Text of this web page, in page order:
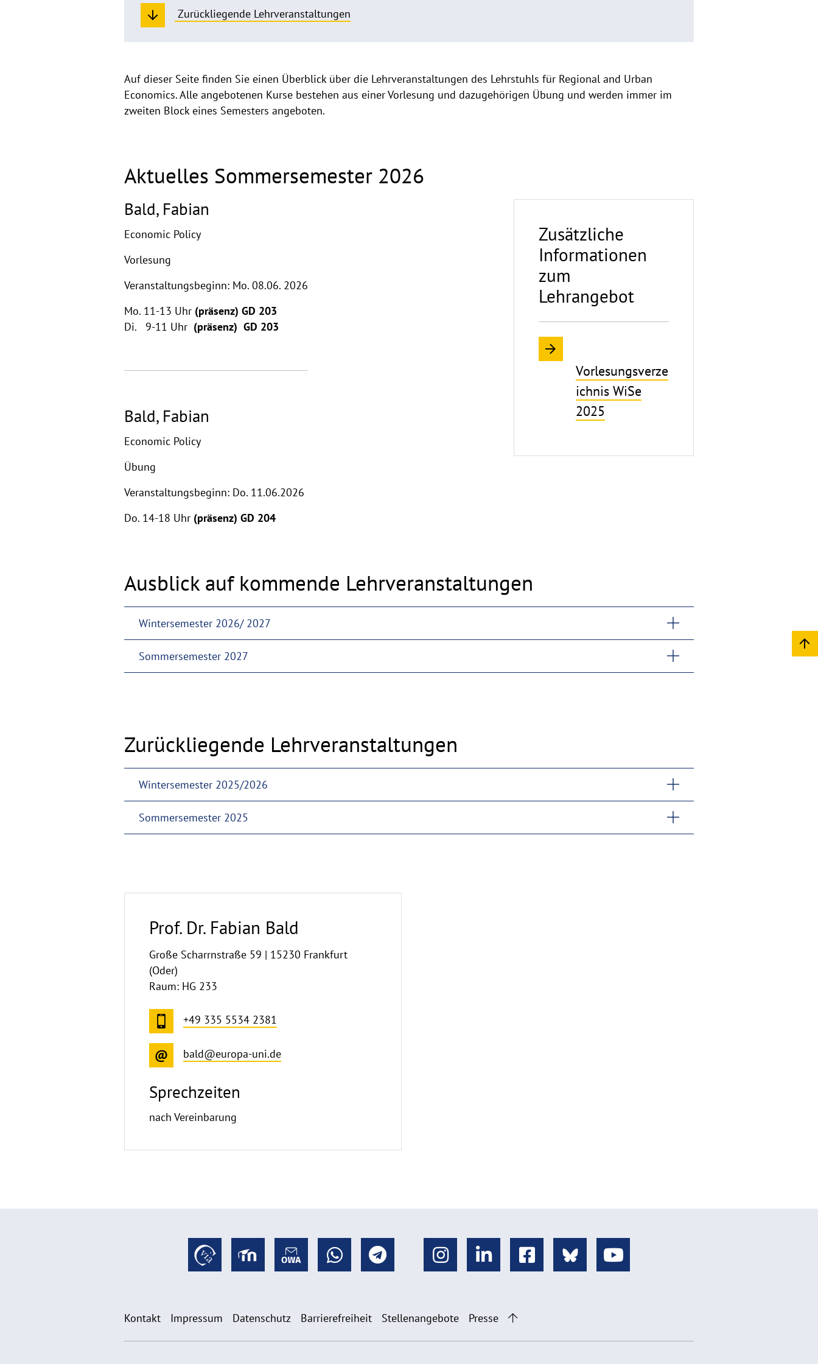
Zurückliegende Lehrveranstaltungen
Überblick
über
Auf dieser Seite finden Sie einen Überblick über die Lehrveranstaltungen des Lehrstuhls für Regional and Urban
Economics. Alle angebotenen Kurse bestehen aus einer Vorlesung und dazugehörigen Übung und werden immer im
zweiten Block eines Semesters angeboten.
Aktuelles Sommersemester 2026
Bald, Fabian
Economic Policy
Vorlesung
Veranstaltungsbeginn: Mo. 08.06. 2026
Mo. 11-13 Uhr (präsenz) GD 203
Di. 9-11 Uhr (präsenz) GD 203
Bald, Fabian
Economic Policy
Übung
Veranstaltungsbeginn: Do. 11.06.2026
Do. 14-18 Uhr (präsenz) GD 204
Zusätzliche
Informationen
zum
Lehrangebot
Vorlesungsverze
ichnis WiSe
2025
Ausblick auf kommende Lehrveranstaltungen
Wintersemester 2026/ 2027
Sommersemester 2027
Zurückliegende Lehrveranstaltungen
Wintersemester 2025/2026
Sommersemester 2025
Prof. Dr. Fabian Bald
Große Scharrnstraße 59 | 15230 Frankfurt
(Oder)
Raum: HG 233
+49 335 5534 2381
bald@europa-uni.de
Sprechzeiten
nach Vereinbarung
Kontakt Impressum Datenschutz Barrierefreiheit Stellenangebote Presse